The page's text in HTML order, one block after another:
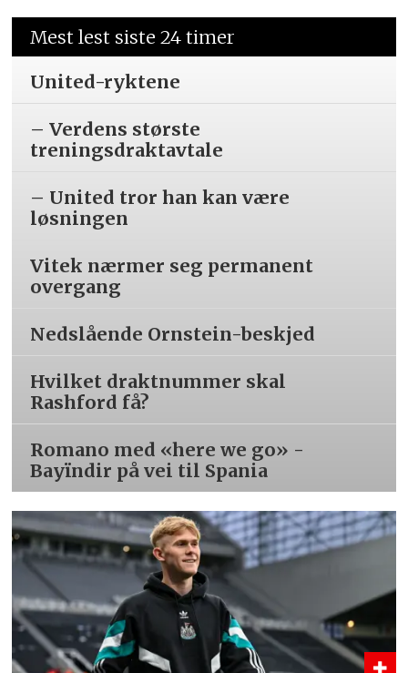
Mest lest siste 24 timer
United-ryktene
– Verdens største
treningsdraktavtale
– United tror han kan være
løsningen
Vitek nærmer seg permanent
overgang
Nedslående Ornstein-beskjed
Hvilket draktnummer skal
Rashford få?
Romano med «here we go» -
Bayïndir på vei til Spania